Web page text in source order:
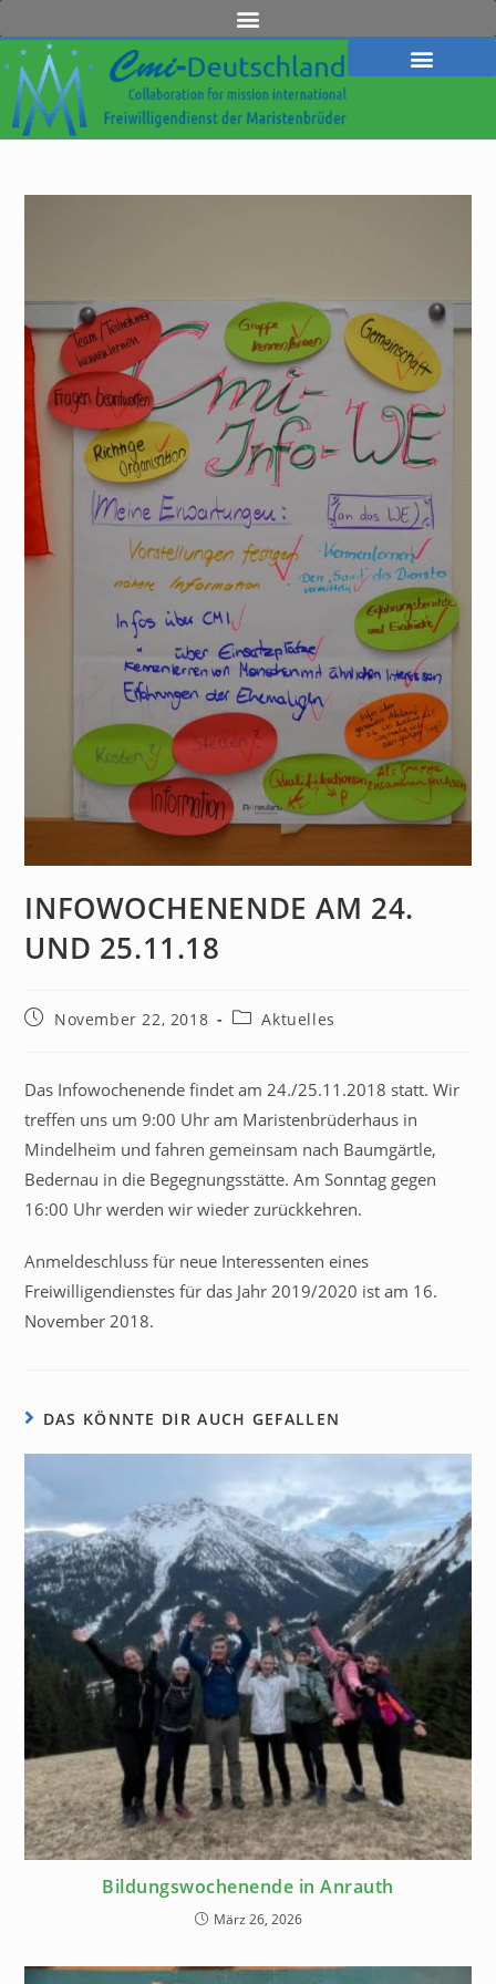
INFOWOCHENENDE AM 24.
UND 25.11.18
November 22, 2018 Aktuelles
Das Infowochenende findet am 24./25.11.2018 statt. Wir
treffen uns um 9:00 Uhr am Maristenbrüderhaus in
Mindelheim und fahren gemeinsam nach Baumgärtle,
Bedernau in die Begegnungsstätte. Am Sonntag gegen
16:00 Uhr werden wir wieder zurückkehren.
Anmeldeschluss für neue Interessenten eines
Freiwilligendienstes für das Jahr 2019/2020 ist am 16.
November 2018.
DAS KÖNNTE DIR AUCH GEFALLEN
Bildungswochenende in Anrauth
März 26, 2026